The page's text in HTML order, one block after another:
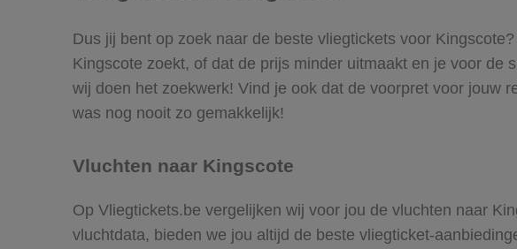
Dus jij bent op zoek naar de beste vliegtickets voor
Kingscote zoekt, of dat de prijs minder uitmaakt en je voor
wij doen het zoekwerk! Vind je ook dat de voorpret voor jouw
was nog nooit zo gemakkelijk!
Vluchten naar Kingscote
Op Vliegtickets.be vergelijken wij voor jou de vluchten naar
vluchtdata, bieden we jou altijd de beste vliegticket-